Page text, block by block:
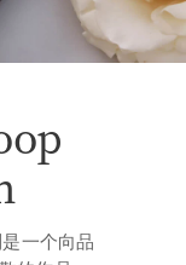
一个向品